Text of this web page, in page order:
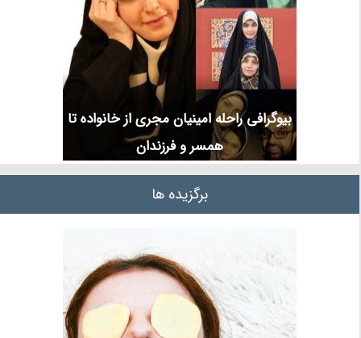
بیوگرافی راحله امینیان مجری از خانواده تا
همسر و فرزندان
برگزیده ها